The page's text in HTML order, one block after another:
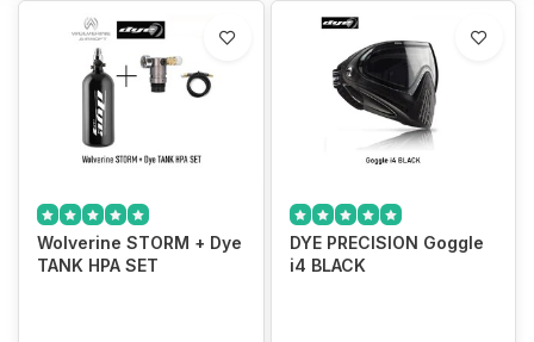
Wolverine STORM + Dye
TANK HPA SET
DYE PRECISION Goggle
i4 BLACK